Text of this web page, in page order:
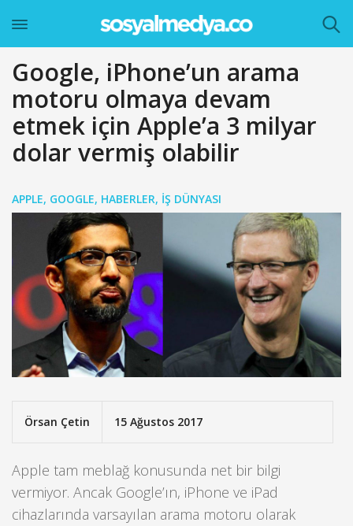
Google, iPhone’un arama
motoru olmaya devam
etmek için Apple’a 3 milyar
dolar vermiş olabilir
APPLE, GOOGLE, HABERLER, İŞ DÜNYASI
Örsan Çetin 15 Ağustos 2017
Apple tam meblağ konusunda net bir bilgi
vermiyor. Ancak Google’ın, iPhone ve iPad
cihazlarında varsayılan arama motoru olarak